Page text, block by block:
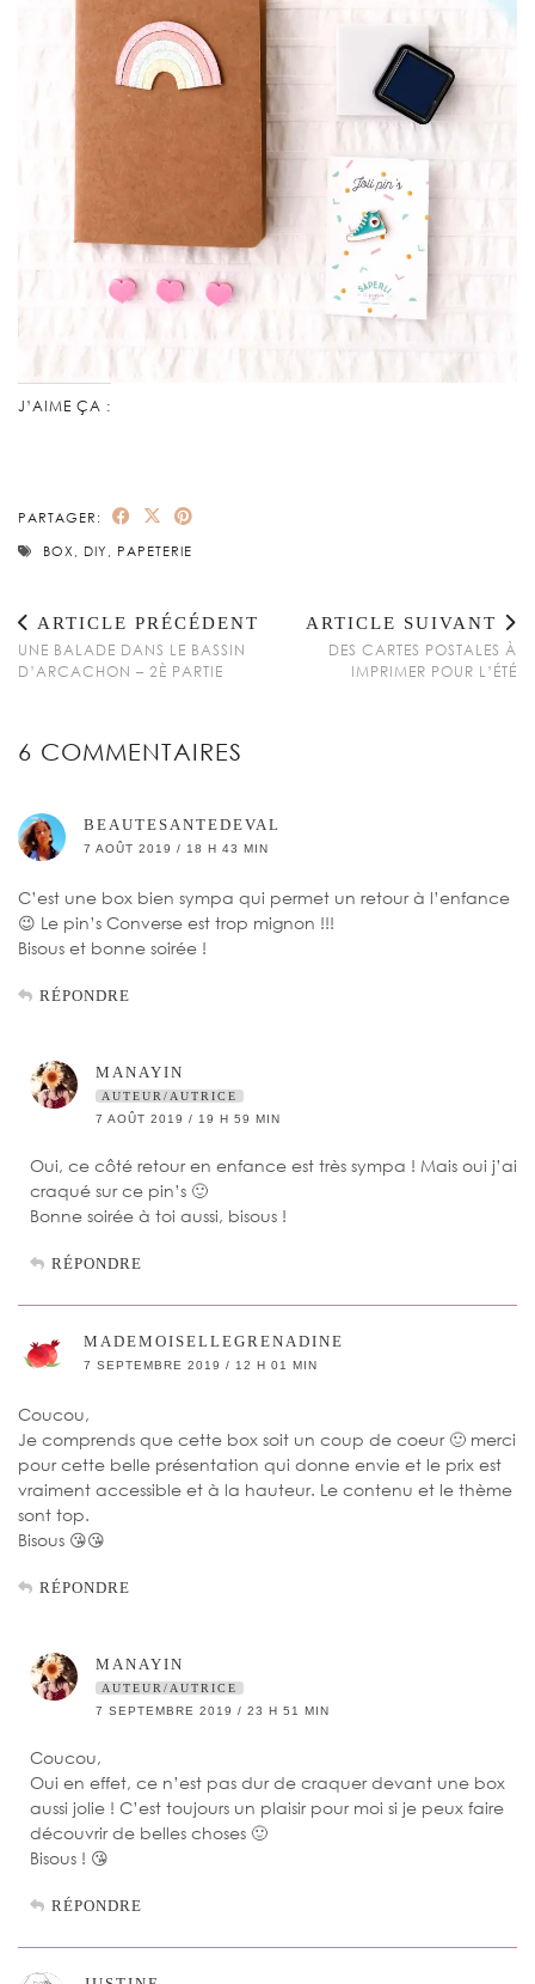
J’AIME ÇA :
PARTAGER:
BOX DIY PAPETERIE
ARTICLE PRÉCÉDENT
UNE BALADE DANS LE BASSIN
D’ARCACHON – 2È PARTIE
ARTICLE SUIVANT
DES CARTES POSTALES À
IMPRIMER POUR L’ÉTÉ
6 COMMENTAIRES
BEAUTESANTEDEVAL
7 AOÛT 2019 / 18 H 43 MIN
C’est une box bien sympa qui permet un retour à l’enfance
😉 Le pin’s Converse est trop mignon !!!
Bisous et bonne soirée !
RÉPONDRE
MANAYIN
AUTEUR/AUTRICE
7 AOÛT 2019 / 19 H 59 MIN
Oui, ce côté retour en enfance est très sympa ! Mais oui j’ai
craqué sur ce pin’s 🙂
Bonne soirée à toi aussi, bisous !
RÉPONDRE
MADEMOISELLEGRENADINE
7 SEPTEMBRE 2019 / 12 H 01 MIN
Coucou,
Je comprends que cette box soit un coup de coeur 🙂 merci
pour cette belle présentation qui donne envie et le prix est
vraiment accessible et à la hauteur. Le contenu et le thème
sont top.
Bisous 😘😘
RÉPONDRE
MANAYIN
AUTEUR/AUTRICE
7 SEPTEMBRE 2019 / 23 H 51 MIN
Coucou,
Oui en effet, ce n’est pas dur de craquer devant une box
aussi jolie ! C’est toujours un plaisir pour moi si je peux faire
découvrir de belles choses 🙂
Bisous ! 😘
RÉPONDRE